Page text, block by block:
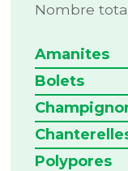
Nombre
Amanites
Bolets
Polypores